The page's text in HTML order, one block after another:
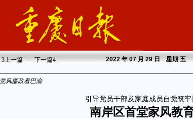
3上一篇 下一篇4 2022年 07 月 29 日 星期五
党风廉政看巴渝
引导党员干部及家庭成员自觉筑
南岸区首堂家风教